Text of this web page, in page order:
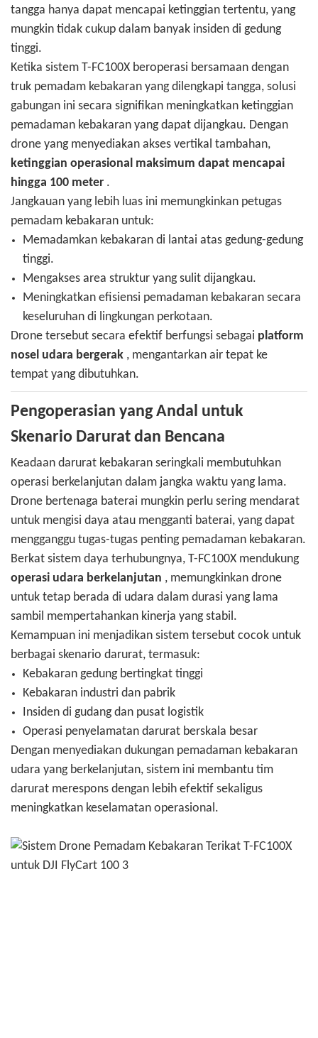
tangga hanya dapat mencapai ketinggian tertentu, yang
mungkin tidak cukup dalam banyak insiden di gedung
tinggi.
Ketika sistem T-FC100X beroperasi bersamaan dengan
truk pemadam kebakaran yang dilengkapi tangga, solusi
gabungan ini secara signifikan meningkatkan ketinggian
pemadaman kebakaran yang dapat dijangkau. Dengan
drone yang menyediakan akses vertikal tambahan,
ketinggian operasional maksimum dapat mencapai
hingga 100 meter .
Jangkauan yang lebih luas ini memungkinkan petugas
pemadam kebakaran untuk:
Memadamkan kebakaran di lantai atas gedung-gedung
tinggi.
Mengakses area struktur yang sulit dijangkau.
Meningkatkan efisiensi pemadaman kebakaran secara
keseluruhan di lingkungan perkotaan.
Drone tersebut secara efektif berfungsi sebagai platform
nosel udara bergerak , mengantarkan air tepat ke
tempat yang dibutuhkan.
Pengoperasian yang Andal untuk
Skenario Darurat dan Bencana
Keadaan darurat kebakaran seringkali membutuhkan
operasi berkelanjutan dalam jangka waktu yang lama.
Drone bertenaga baterai mungkin perlu sering mendarat
untuk mengisi daya atau mengganti baterai, yang dapat
mengganggu tugas-tugas penting pemadaman kebakaran.
Berkat sistem daya terhubungnya, T-FC100X mendukung
operasi udara berkelanjutan , memungkinkan drone
untuk tetap berada di udara dalam durasi yang lama
sambil mempertahankan kinerja yang stabil.
Kemampuan ini menjadikan sistem tersebut cocok untuk
berbagai skenario darurat, termasuk:
Kebakaran gedung bertingkat tinggi
Kebakaran industri dan pabrik
Insiden di gudang dan pusat logistik
Operasi penyelamatan darurat berskala besar
Dengan menyediakan dukungan pemadaman kebakaran
udara yang berkelanjutan, sistem ini membantu tim
darurat merespons dengan lebih efektif sekaligus
meningkatkan keselamatan operasional.